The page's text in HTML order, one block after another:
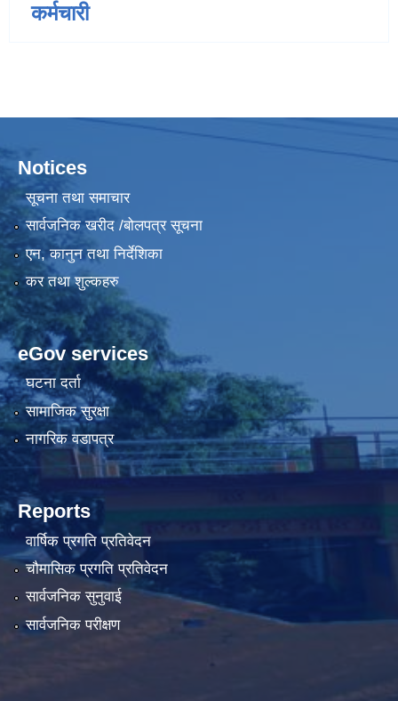
कर्मचारी
Notices
सूचना तथा समाचार
सार्वजनिक खरीद /बोलपत्र सूचना
एन, कानुन तथा निर्देशिका
कर तथा शुल्कहरु
eGov services
घटना दर्ता
सामाजिक सुरक्षा
नागरिक वडापत्र
Reports
वार्षिक प्रगति प्रतिवेदन
चौमासिक प्रगति प्रतिवेदन
सार्वजनिक सुनुवाई
सार्वजनिक परीक्षण